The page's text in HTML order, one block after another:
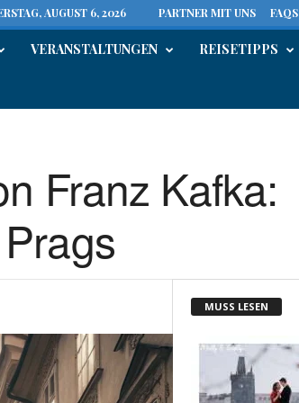
AUGUST 6, 2026 PARTNER MIT UNS FAQS
VERANSTALTUNGEN REISETIPPS
Franz Kafka:
MUSS LESEN